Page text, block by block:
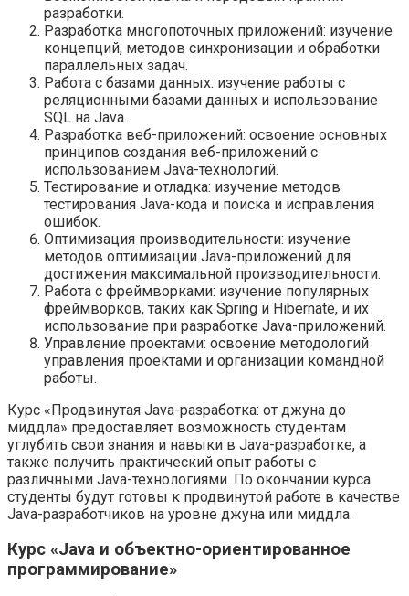
разработки.
Разработка многопоточных приложений: изучение
концепций, методов синхронизации и обработки
параллельных задач.
Работа с базами данных: изучение работы с
реляционными базами данных и использование
SQL на Java.
Разработка веб-приложений: освоение основных
принципов создания веб-приложений с
использованием Java-технологий.
Тестирование и отладка: изучение методов
тестирования Java-кода и поиска и исправления
ошибок.
Оптимизация производительности: изучение
методов оптимизации Java-приложений для
достижения максимальной производительности.
Работа с фреймворками: изучение популярных
фреймворков, таких как Spring и Hibernate, и их
использование при разработке Java-приложений.
Управление проектами: освоение методологий
управления проектами и организации командной
работы.
Курс «Продвинутая Java-разработка: от джуна до
миддла» предоставляет возможность студентам
углубить свои знания и навыки в Java-разработке, а
также получить практический опыт работы с
различными Java-технологиями. По окончании курса
студенты будут готовы к продвинутой работе в качестве
Java-разработчиков на уровне джуна или миддла.
Курс «Java и объектно-ориентированное
программирование»